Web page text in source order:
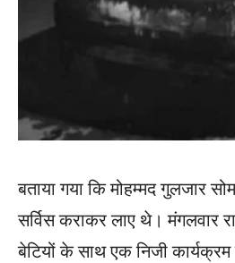
बताया गया कि मोहम्मद गुलजार
सर्विस कराकर लाए थे। मंगलवार
बेटियों के साथ एक निजी